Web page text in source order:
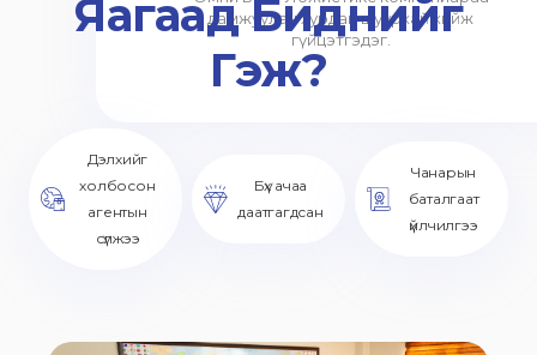
дамжуулан хурдан шуурхай хийж
гүйцэтгэдэг.
Яагаад Биднийг
Гэж?
Дэлхийг
холбосон
агентын
сүлжээ
Бүх ачаа
даатгагдсан
Чанарын
баталгаат
үйлчилгээ